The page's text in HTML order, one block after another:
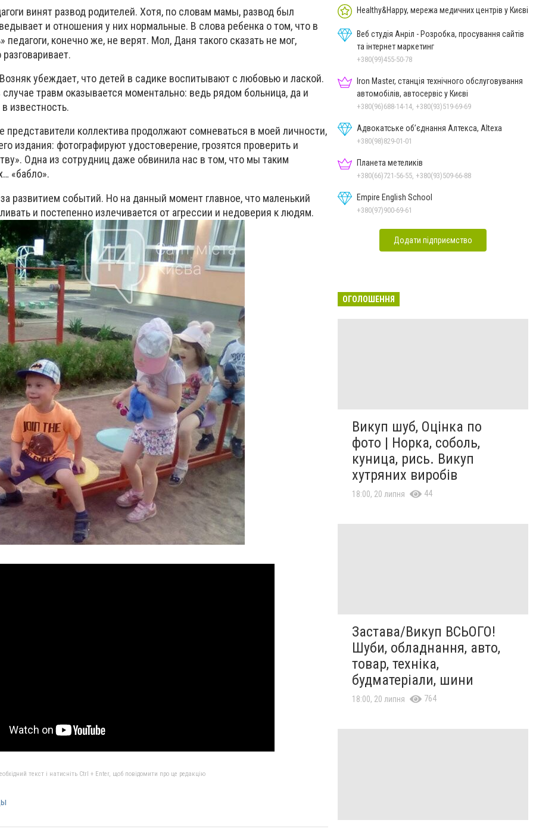
винят развод родителей. Хотя, по словам мамы, развод был
и отношения у них нормальные. В слова ребенка о том, что в
педагоги, конечно же, не верят. Мол, Даня такого сказать не мог,
убеждает, что детей в садике воспитывают с любовью и лаской.
травм оказывается моментально: ведь рядом больница, да и
известность.
коллектива продолжают сомневаться в моей личности,
издания: фотографируют удостоверение, грозятся проверить и
Одна из сотрудниц даже обвинила нас в том, что мы таким
«бабло».
развитием событий. Но на данный момент главное, что маленький
и постепенно излечивается от агрессии и недоверия к людям.
текст і натисніть Ctrl + Enter, щоб повідомити про це редакцію
Healthy&Happy, мережа медичних центрів у Києві
Веб студія Анріл - Розробка, просування сайтів
та інтернет маркетинг
+380(99)455-50-78
Iron Master, станція технічного обслуговування
автомобілів, автосервіс у Києві
+380(96)688-14-14, +380(93)519-69-69
Адвокатське об’єднання Алтекса, Altexa
+380(98)829-01-01
Планета метеликів
+380(66)721-56-55, +380(93)509-66-88
Empire English School
+380(97)900-69-61
Додати підприємство
ОГОЛОШЕННЯ
Викуп шуб, Оцінка по
фото | Норка, соболь,
куница, рись. Викуп
хутряних виробів
18:00, 20 липня 44
Застава/Викуп ВСЬОГО!
Шуби, обладнання, авто,
товар, техніка,
будматеріали, шини
18:00, 20 липня 764